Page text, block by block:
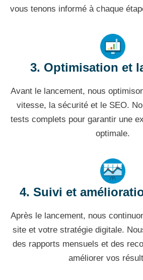
vous tenons informé à chaque
3. Optimisation et
Avant le lancement, nous
vitesse, la sécurité et le SEO.
tests complets pour garantir une
optimale.
4. Suivi et
Après le lancement, nous
site et votre stratégie digitale.
des rapports mensuels et des
améliorer vos